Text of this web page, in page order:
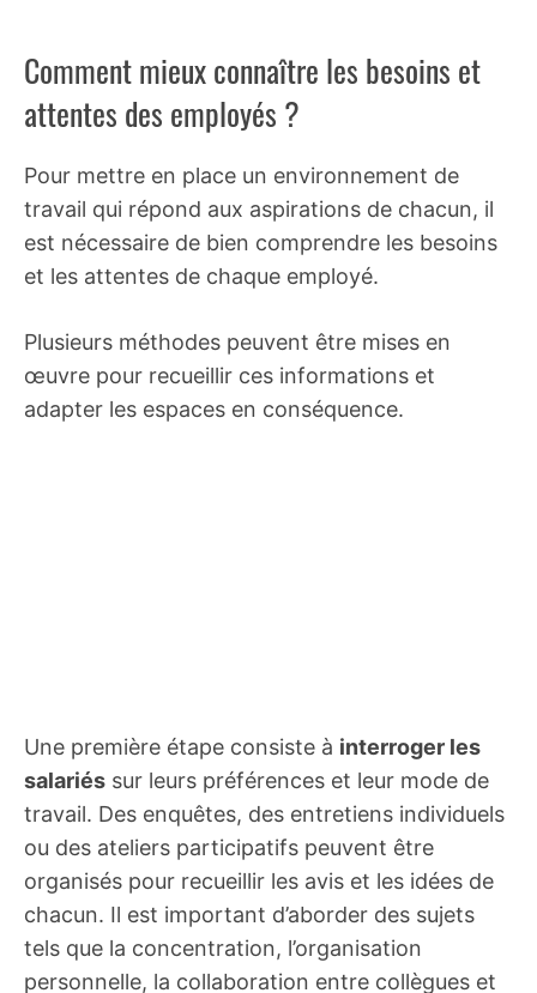
Comment mieux connaître les besoins et
attentes des employés ?
Pour mettre en place un environnement de
travail qui répond aux aspirations de chacun, il
est nécessaire de bien comprendre les besoins
et les attentes de chaque employé.
Plusieurs méthodes peuvent être mises en
œuvre pour recueillir ces informations et
adapter les espaces en conséquence.
Une première étape consiste à interroger les
salariés sur leurs préférences et leur mode de
travail. Des enquêtes, des entretiens individuels
ou des ateliers participatifs peuvent être
organisés pour recueillir les avis et les idées de
chacun. Il est important d’aborder des sujets
tels que la concentration, l’organisation
personnelle, la collaboration entre collègues et